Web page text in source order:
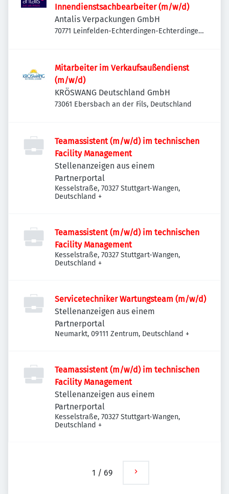
Innendienstsachbearbeiter (m/w/d)
Antalis Verpackungen GmbH
70771 Leinfelden-Echterdingen-Echterdingen,
Mitarbeiter im Verkaufsaußendienst
(m/w/d)
KRÖSWANG Deutschland GmbH
73061 Ebersbach an der Fils, Deutschland
Teamassistent (m/w/d) im technischen
Facility Management
Stellenanzeigen aus einem
Partnerportal
Kesselstraße, 70327 Stuttgart-Wangen,
Deutschland +
Teamassistent (m/w/d) im technischen
Facility Management
Kesselstraße, 70327 Stuttgart-Wangen,
Deutschland +
Servicetechniker Wartungsteam (m/w/d)
Stellenanzeigen aus einem
Partnerportal
Neumarkt, 09111 Zentrum, Deutschland +
Teamassistent (m/w/d) im technischen
Facility Management
Stellenanzeigen aus einem
Partnerportal
Kesselstraße, 70327 Stuttgart-Wangen,
Deutschland +
1 / 69